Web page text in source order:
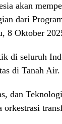
akan
dari
8 Oktober
di seluruh
di Tanah Air.
dan
orkestrasi